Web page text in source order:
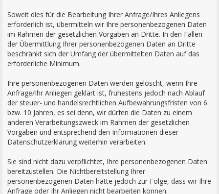
Soweit dies für die Bearbeitung Ihrer Anfrage/Ihres Anliegens
erforderlich ist, übermitteln wir Ihre personenbezogenen Daten
im Rahmen der gesetzlichen Vorgaben an Dritte. In den Fällen
der Übermittlung Ihrer personenbezogenen Daten an Dritte
beschränkt sich der Umfang der übermittelten Daten auf das
erforderliche Minimum.
Ihre personenbezogenen Daten werden gelöscht, wenn Ihre
Anfrage/Ihr Anliegen geklärt ist, frühestens jedoch nach Ablauf
der steuer- und handelsrechtlichen Aufbewahrungsfristen von 6
bzw. 10 Jahren, es sei denn, wir dürfen die Daten zu einem
anderen Verarbeitungszweck im Rahmen der gesetzlichen
Vorgaben und entsprechend den Informationen dieser
Datenschutzerklärung weiterhin verarbeiten.
Sie sind nicht dazu verpflichtet, Ihre personenbezogenen Daten
bereitzustellen. Die Nichtbereitstellung Ihrer
personenbezogenen Daten hätte jedoch zur Folge, dass wir Ihre
Anfrage oder Ihr Anliegen nicht bearbeiten können.